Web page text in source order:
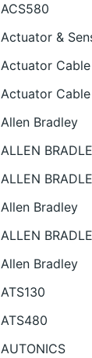
ACS580
Actuator &
Actuator Cable
Actuator
Allen Bradley
ALLEN
ALLEN
Allen Bradley
ALLEN
Allen Bradley
ATS130
ATS480
AUTONICS